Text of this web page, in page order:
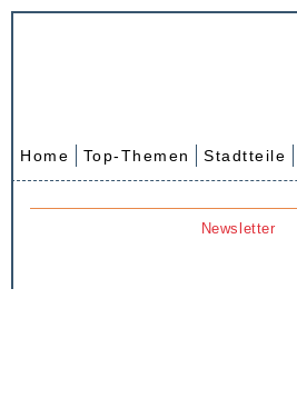
Home Top-Themen Stadtteile
Newsletter